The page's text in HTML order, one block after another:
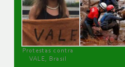
Protestas contra
VALE, Brasil